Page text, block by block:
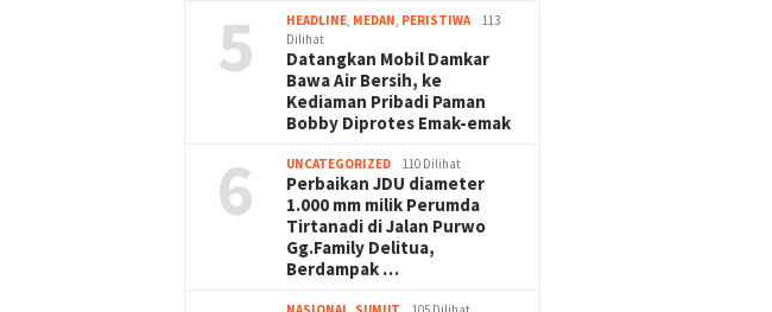
5 HEADLINE, MEDAN, PERISTIWA
113
Dilihat
Datangkan Mobil Damkar
Bawa Air Bersih, ke
Kediaman Pribadi Paman
Bobby Diprotes Emak-emak
6 UNCATEGORIZED 110 Dilihat
Perbaikan JDU diameter
1.000 mm milik Perumda
Tirtanadi di Jalan Purwo
Gg.Family Delitua,
Berdampak …